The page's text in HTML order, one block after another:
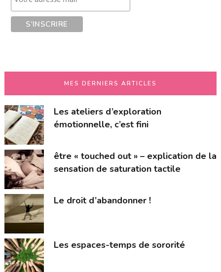
MES DERNIERS ARTICLES
Les ateliers d’exploration
émotionnelle, c’est fini
être « touched out » – explication de la
sensation de saturation tactile
Le droit d’abandonner !
Les espaces-temps de sororité